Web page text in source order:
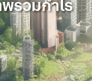
รวมกำไร